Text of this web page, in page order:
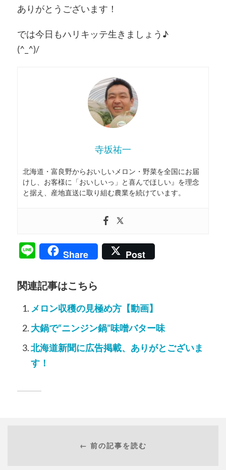
ありがとうございます！
では今日もハリキッテ生きましょう♪
(^_^)/
寺坂祐一
北海道・富良野からおいしいメロン・野菜を全国にお届
けし、お客様に「おいしいっ」と喜んでほしい』を理念
と据え、産地直送に取り組む農業を続けています。
LineShare Post
関連記事はこちら
メロン収穫の見極め方【動画】
大鍋で“ニンジン鍋”味噌バター味
北海道新聞に広告掲載、ありがとございま
す！
← 前の記事を読む